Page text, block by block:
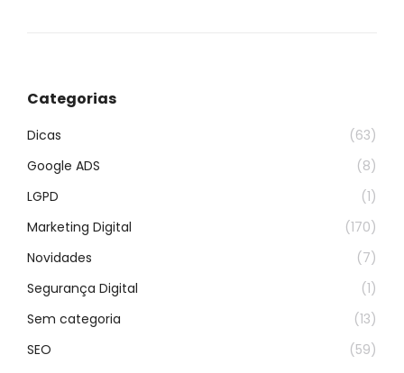
Categorias
Dicas
(63)
Google ADS
(8)
LGPD
(1)
Marketing Digital
(170)
Novidades
(7)
Segurança Digital
(1)
Sem categoria
(13)
SEO
(59)